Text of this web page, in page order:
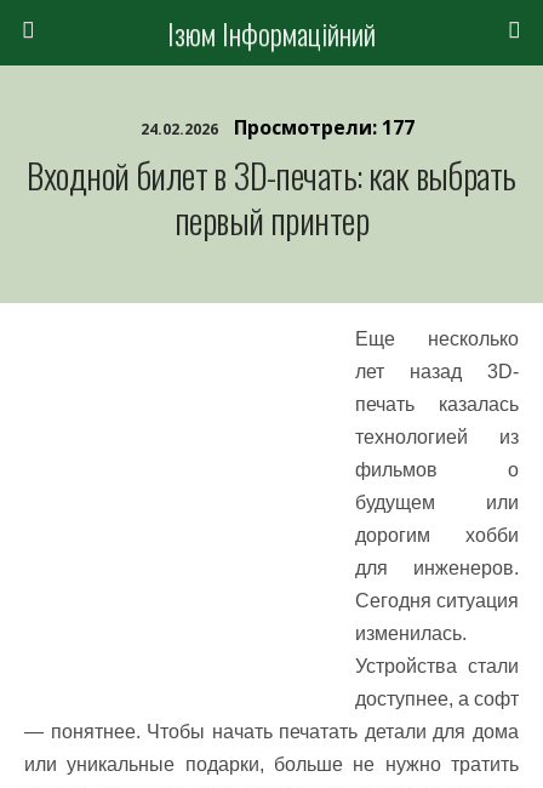
Ізюм Інформаційний
24.02.2026 Просмотрели: 177
Входной билет в 3D-печать: как выбрать
первый принтер
Еще несколько
лет назад 3D-
печать казалась
технологией из
фильмов о
будущем или
дорогим хобби
для инженеров.
Сегодня ситуация
изменилась.
Устройства стали
доступнее, а софт
— понятнее. Чтобы начать печатать детали для дома
или уникальные подарки, больше не нужно тратить